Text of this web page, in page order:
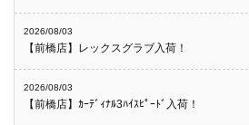
2026/08/03
【前橋店】レックスグラブ入荷！
2026/08/03
【前橋店】ｶｰﾃﾞｨﾅﾙ3ﾊｲｽﾋﾟｰﾄﾞ入荷！